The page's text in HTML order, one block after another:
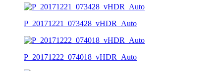
P_20171221_073428_vHDR_Auto
P_20171222_074018_vHDR_Auto